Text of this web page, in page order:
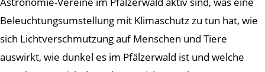
Beleuchtungsumstellung mit Klimaschutz zu tun hat, wie
sich Lichtverschmutzung auf Menschen und Tiere
auswirkt, wie dunkel es im Pfälzerwald ist und welche